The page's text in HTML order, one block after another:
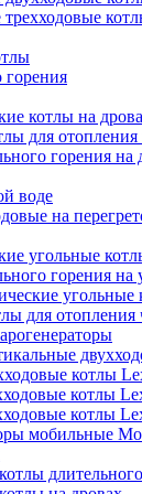
горения
котлы на
для отопления
горения на
воде
на
угольные
горения на
угольные
для отопления
котлы
котлы
котлы
мобильные